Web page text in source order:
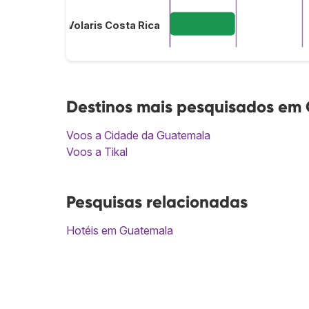
Volaris Costa Rica
Destinos mais pesquisados
Voos a Cidade da Guatemala
Voos a Tikal
Pesquisas relacionadas
Hotéis em Guatemala